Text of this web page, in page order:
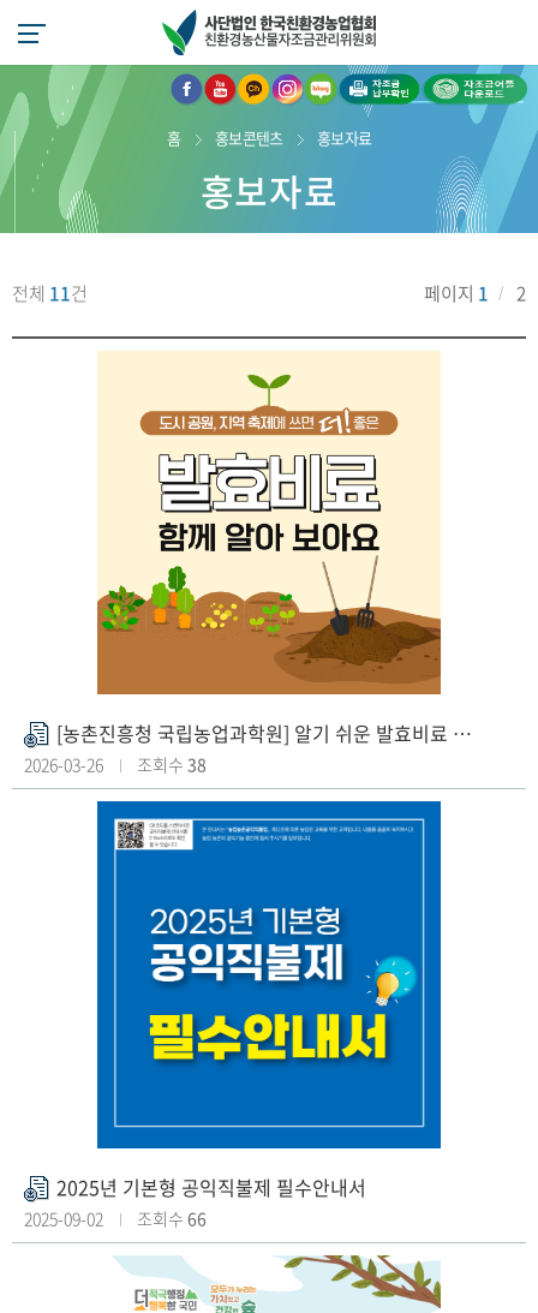
페
이
스
이
유
튜
브
이
동
자
조
금
카
오
톡
이
디:
c
o
l
o
v
e
인
스
타
램
으
로
블
로
이
동
자
조
금
인
자
조
운
바
가
홈 홍보콘텐츠 홍보자료
홍보자료
전체 11건 페이지 1 2
첨
부
파
[농촌진흥청 국립농업과학원] 알기 쉬운 발효비료 제조기술
2026-03-26 조회수 38
첨
부
파
2025년 기본형 공익직불제 필수안내서
2025-09-02 조회수 66